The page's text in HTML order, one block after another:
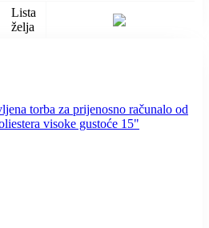
Lista
želja